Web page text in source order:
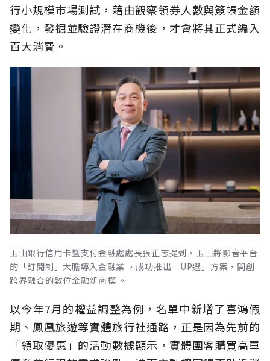
行小規模市場測試，藉由觀察領券人數與簽帳金額
變化，發掘並驗證潛在商機後，才會將其正式編入
百大消費。
玉山銀行信用卡暨支付金融處處長張正志提到，玉山將影音平台
的「訂閱制」大膽導入金融業 ，成功推出「UP選」方案，開創
跨界融合的數位金融新商模 。
以今年7月的權益調整為例，名單中新增了喜鴻假
期、鳳凰旅遊等實體旅行社通路，正是因為先前的
「領取優惠」的活動數據顯示，實體團客購買高單